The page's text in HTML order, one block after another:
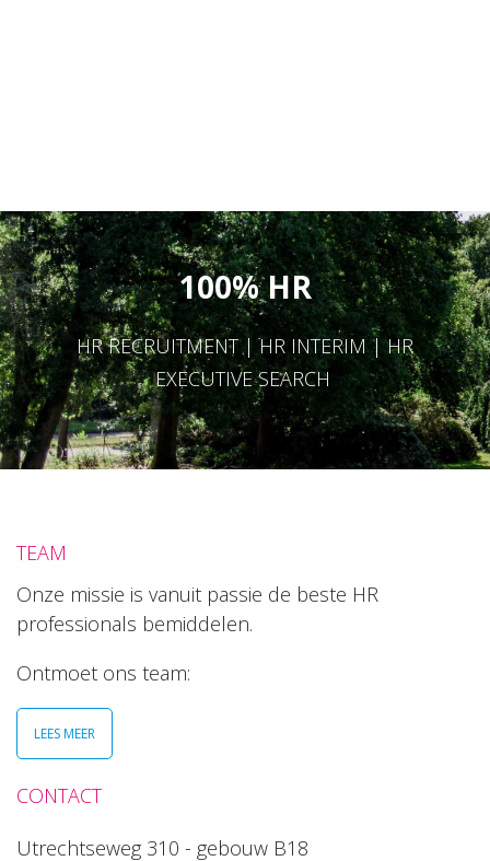
100% HR
HR RECRUITMENT | HR INTERIM | HR
EXECUTIVE SEARCH
TEAM
Onze missie is vanuit passie de beste HR
professionals bemiddelen.
Ontmoet ons team:
LEES MEER
CONTACT
Utrechtseweg 310 - gebouw B18